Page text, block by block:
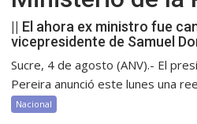
|| El ahora ex ministro fue
vicepresidente de Samuel
Sucre, 4 de agosto (ANV).- El
Pereira anunció este lunes una
Nacional